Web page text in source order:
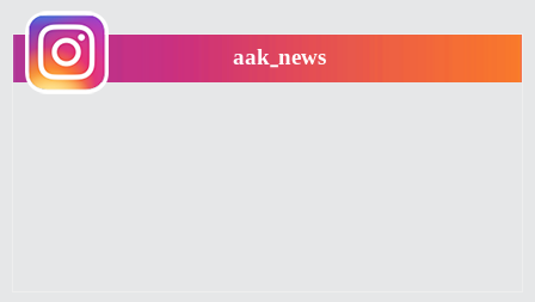
aak_news